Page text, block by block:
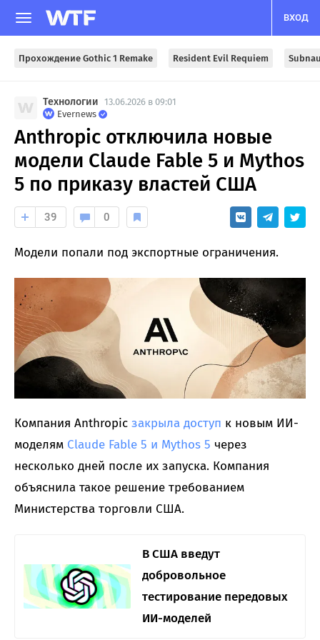
ВХОД
Прохождение Gothic 1 Remake Resident Evil Requiem
Технологии
13.06.2026 в 09:01
Evernews
Anthropic отключила новые
модели Claude Fable 5 и Mythos
5 по приказу властей США
39 0
Модели попали под экспортные ограничения.
Компания Anthropic закрыла доступ к новым ИИ-
моделям Claude Fable 5 и Mythos 5 через
несколько дней после их запуска. Компания
объяснила такое решение требованием
Министерства торговли США.
В США введут
добровольное
тестирование передовых
ИИ-моделей